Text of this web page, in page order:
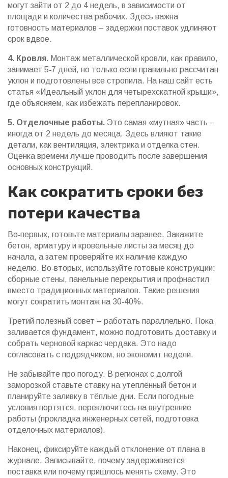
могут зайти от 2 до 4 недель, в зависимости от
площади и количества рабочих. Здесь важна
готовность материалов – задержки поставок удлиняют
срок вдвое.
4. Кровля. Монтаж металлической кровли, как правило,
занимает 5‑7 дней, но только если правильно рассчитан
уклон и подготовлены все стропила. На наш сайт есть
статья «Идеальный уклон для четырехскатной крыши»,
где объясняем, как избежать перепланировок.
5. Отделочные работы. Это самая «мутная» часть –
иногда от 2 недель до месяца. Здесь влияют такие
детали, как вентиляция, электрика и отделка стен.
Оценка времени лучше проводить после завершения
основных конструкций.
Как сократить сроки без
потери качества
Во‑первых, готовьте материалы заранее. Закажите
бетон, арматуру и кровельные листы за месяц до
начала, а затем проверяйте их наличие каждую
неделю. Во‑вторых, используйте готовые конструкции:
сборные стены, панельные перекрытия и профнастил
вместо традиционных материалов. Такие решения
могут сократить монтаж на 30‑40%.
Третий полезный совет – работать параллельно. Пока
заливается фундамент, можно подготовить доставку и
собрать черновой каркас чердака. Это надо
согласовать с подрядчиком, но экономит недели.
Не забывайте про погоду. В регионах с долгой
заморозкой ставьте ставку на утеплённый бетон и
планируйте заливку в тёплые дни. Если погодные
условия портятся, переключитесь на внутренние
работы (прокладка инженерных сетей, подготовка
отделочных материалов).
Наконец, фиксируйте каждый отклонение от плана в
журнале. Записывайте, почему задерживается
поставка или почему пришлось менять схему. Это